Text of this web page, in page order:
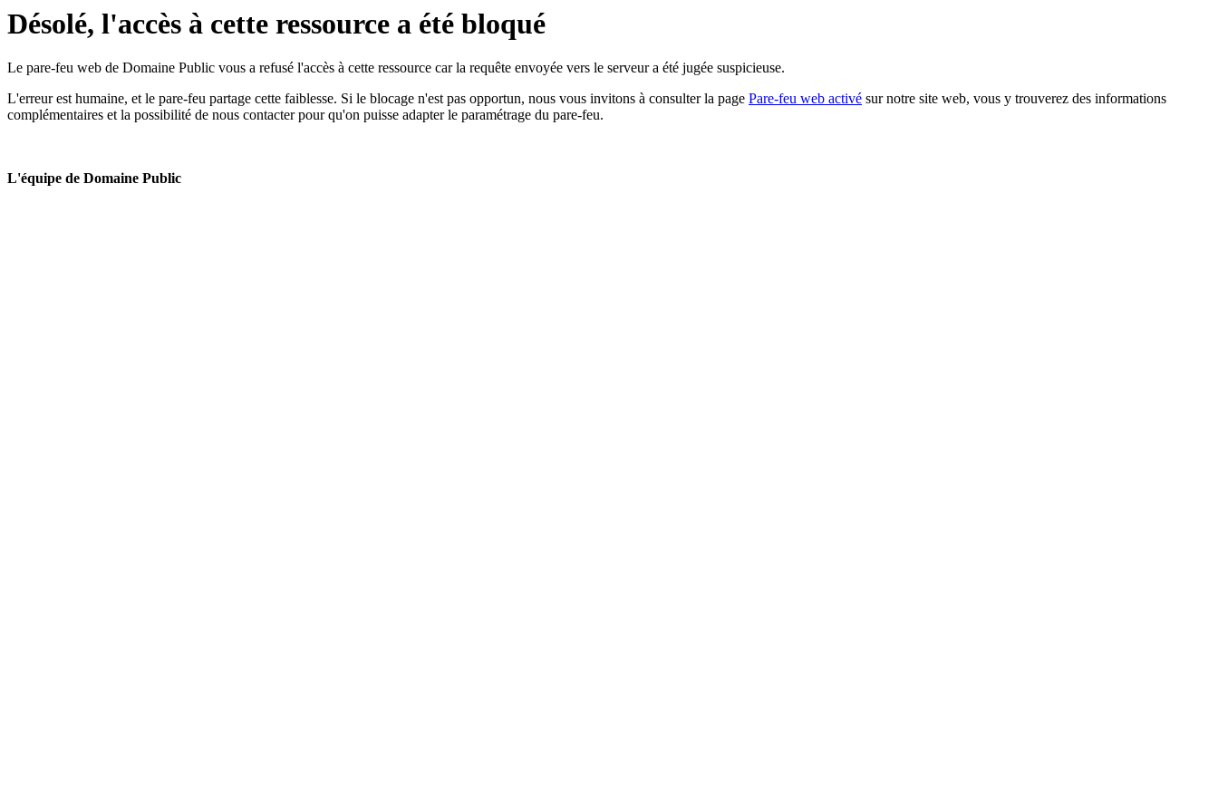
Désolé, l'accès à cette ressource a été bloqué
Le pare-feu web de Domaine Public vous a refusé l'accès à cette ressource car la requête envoyée vers le serveur a été jugée suspicieuse.
L'erreur est humaine, et le pare-feu partage cette faiblesse. Si le blocage n'est pas opportun, nous vous invitons à consulter la page Pare-feu web activé sur notre site web, vous y trouverez des informations
complémentaires et la possibilité de nous contacter pour qu'on puisse adapter le paramétrage du pare-feu.
L'équipe de Domaine Public